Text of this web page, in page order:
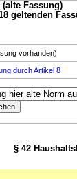
(alte Fassung)
geltenden
vorhanden)
durch Artikel 8
§ 42